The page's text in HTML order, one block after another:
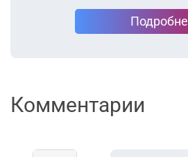
Подробнее
Комментарии